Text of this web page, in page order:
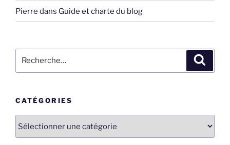
Pierre dans Guide et charte du blog
pour
CATÉGORIES